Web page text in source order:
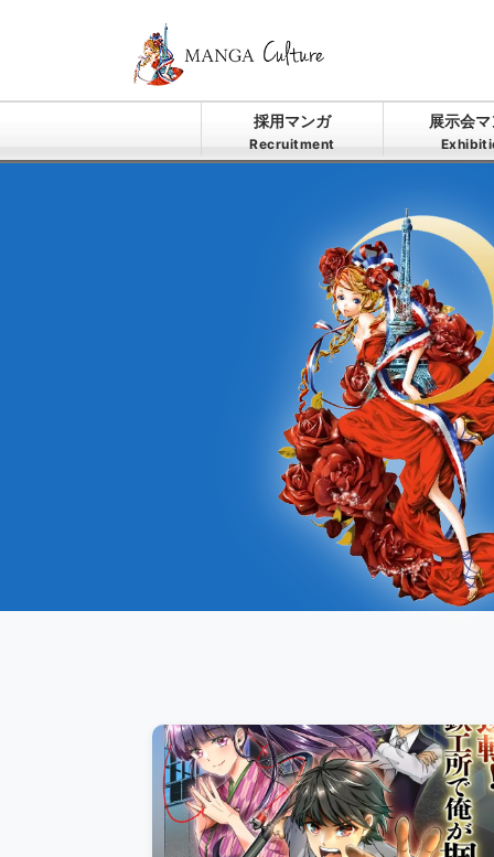
採用マンガ
Recruitment
展示会